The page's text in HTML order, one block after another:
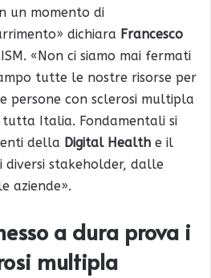
un momento di
dichiara Francesco
«Non ci siamo mai fermati
tutte le nostre risorse per
persone con sclerosi multipla
Italia. Fondamentali si
della Digital Health e il
diversi stakeholder, dalle
aziende».
a dura prova i
multipla